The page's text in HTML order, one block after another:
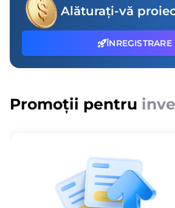
Alăturați-vă
ÎNREGISTRARE
Promoții pentru